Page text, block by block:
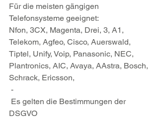
Für die meisten gängigen
Telefonsysteme geeignet:
Nfon, 3CX, Magenta, Drei, 3, A1,
Telekom, Agfeo, Cisco, Auerswald,
Tiptel, Unify, Voip, Panasonic, NEC,
Plantronics, AIC, Avaya, AAstra, Bosch,
Schrack, Ericsson,
-
DSGVO